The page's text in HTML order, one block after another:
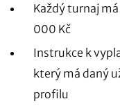
Každý turnaj
000 Kč
Instrukce k
který má daný
profilu